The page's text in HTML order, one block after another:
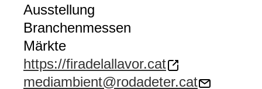
Ausstellung
Branchenmessen
Märkte
https://firadelallavor.cat
mediambient@rodadeter.cat